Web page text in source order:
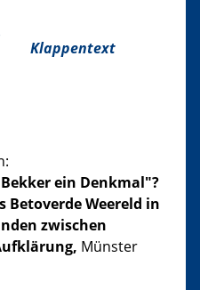
Klappentext
ein Denkmal"?
Betoverde Weereld in
zwischen
Münster